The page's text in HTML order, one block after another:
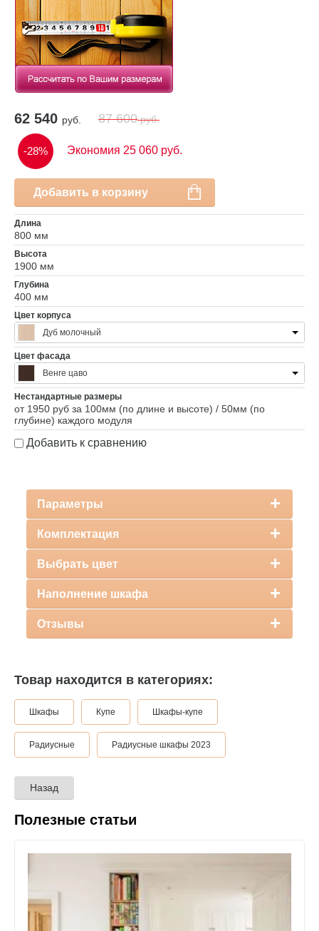
62 540 руб. 87 600руб.
-28% Экономия 25 060 руб.
Добавить в корзину
Длина
800 мм
Высота
1900 мм
Глубина
400 мм
Цвет корпуса
Дуб молочный
Цвет фасада
Венге цаво
Нестандартные размеры
от 1950 руб за 100мм (по длине и высоте) / 50мм (по
глубине) каждого модуля
Добавить к сравнению
Параметры
Комплектация
Выбрать цвет
Наполнение шкафа
Отзывы
Товар находится в категориях:
Шкафы Купе Шкафы-купе
Радиусные Радиусные шкафы 2023
Назад
Полезные статьи